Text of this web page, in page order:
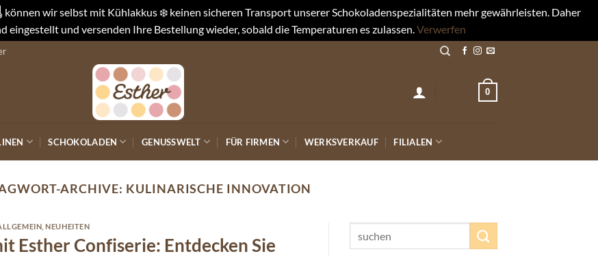
wir selbst mit Kühlakkus ❄️ keinen sicheren Transport unserer Schokoladenspezialitäten mehr gewährleisten. Daher
eingestellt und versenden Ihre Bestellung wieder, sobald die Temperaturen es zulassen.Verwerfen
0
SCHOKOLADEN GENUSSWELT FÜR FIRMEN WERKSVERKAUF FILIALEN
ARCHIVE: KULINARISCHE INNOVATION
,NEUHEITEN
Esther Confiserie: Entdecken Sie